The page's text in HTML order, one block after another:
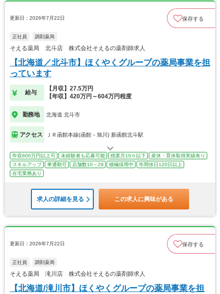
更新日：2026年7月22日 保存する
正社員 調剤薬局
そえる薬局 北斗店 株式会社そえるの薬剤師求人
【北海道／北斗市】ほくやくグループの薬局事業を担
っています
給与
【月収】27.5万円
【年収】420万円～604万円程度
勤務地 北海道 北斗市
アクセス ＪＲ函館本線(函館－旭川) 新函館北斗駅
年収600万円以上可 未経験者も応募可能 残業月10ｈ以下
産休・育休取得実績有り
スキルアップ
車通勤可 店舗数10～29 積極採用中
年間休日120日以上
在宅業務あり
求人の詳細を見る この求人に興味がある
更新日：2026年7月22日 保存する
正社員 調剤薬局
そえる薬局 滝川店 株式会社そえるの薬剤師求人
【北海道/滝川市】ほくやくグループの薬局事業を担